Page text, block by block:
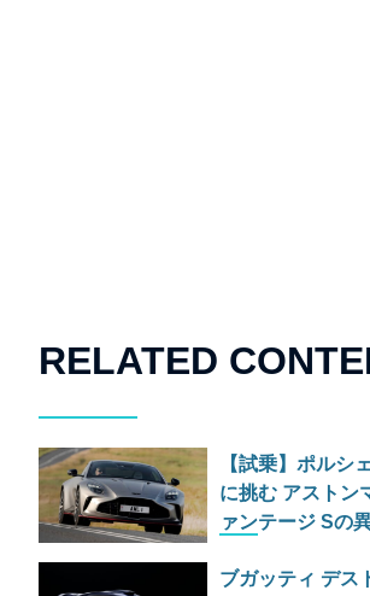
RELATED
【試乗】ポルシ
に挑む アストン
ァンテージ Sの
ブガッティ デス